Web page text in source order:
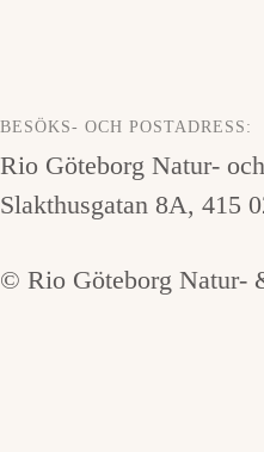
BESÖKS- OCH POSTADRESS:
Rio Göteborg Natur-
Slakthusgatan 8A, 415
© Rio Göteborg Natur-